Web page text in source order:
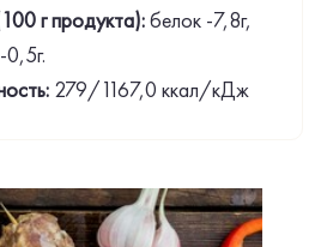
г продукта):белок -7,8г,
279/1167,0 ккал/кДж